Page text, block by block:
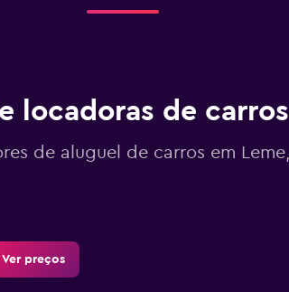
locadoras de
de aluguel de carros em
Ver preços